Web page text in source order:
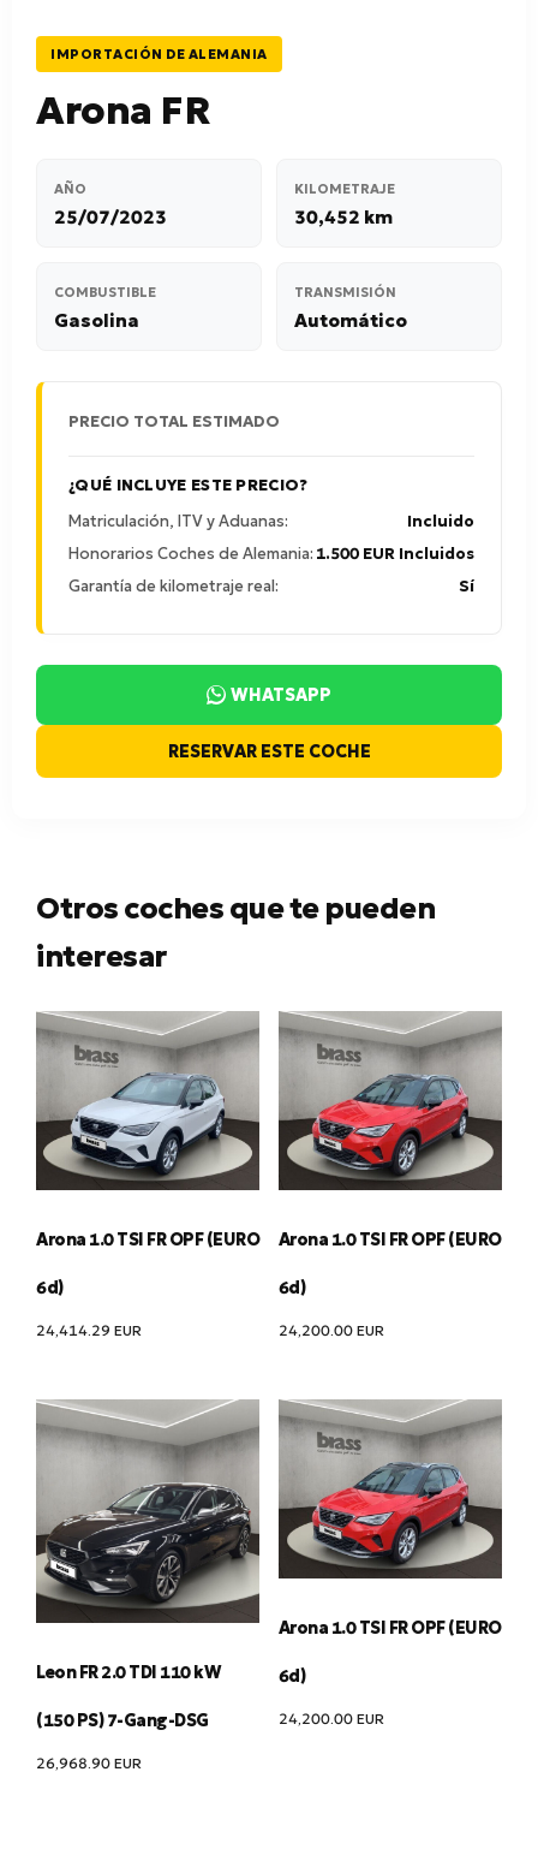
IMPORTACIÓN DE ALEMANIA
Arona FR
AÑO
25/07/2023
KILOMETRAJE
30,452 km
COMBUSTIBLE
Gasolina
TRANSMISIÓN
Automático
PRECIO TOTAL ESTIMADO
¿QUÉ INCLUYE ESTE PRECIO?
Matriculación, ITV y Aduanas:
Incluido
Honorarios Coches de Alemania: 1.500 EUR Incluidos
Garantía de kilometraje real:
Sí
WHATSAPP
RESERVAR ESTE COCHE
Otros coches que te pueden
interesar
Arona 1.0 TSI FR OPF (EURO
6d)
24,414.29 EUR
Arona 1.0 TSI FR OPF (EURO
6d)
24,200.00 EUR
Leon FR 2.0 TDI 110 kW
(150 PS) 7-Gang-DSG
26,968.90 EUR
Arona 1.0 TSI FR OPF (EURO
6d)
24,200.00 EUR